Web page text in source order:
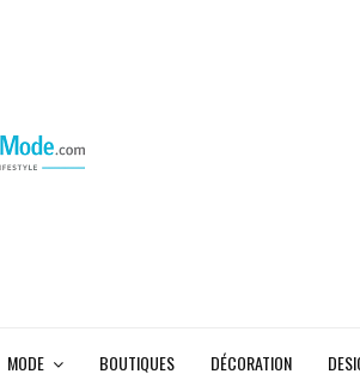
MODE BOUTIQUES DÉCORATION